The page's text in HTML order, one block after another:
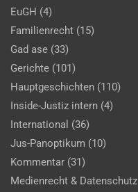
EuGH (4)
Familienrecht (15)
Gad ase (33)
Gerichte (101)
Hauptgeschichten (110)
Inside-Justiz intern (4)
International (36)
Jus-Panoptikum (10)
Kommentar (31)
Medienrecht & Datenschutz